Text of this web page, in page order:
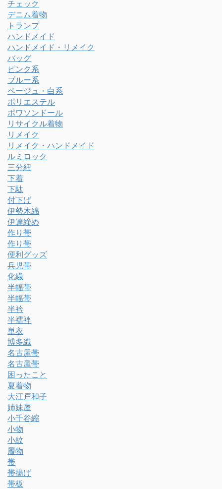
チェック
デニム着物
トランプ
ハンドメイド
ハンドメイド・リメイク
バッグ
ピンク系
ブルー系
ベージュ・白系
ポリエステル
ポワソンドール
リサイクル着物
リメイク
リメイク・ハンドメイド
ルミロック
三分紐
下着
下駄
付下げ
伊勢木綿
伊達締め
作り帯
作り帯
便利グッズ
兵児帯
化繊
半幅帯
半幅帯
半衿
半襦袢
単衣
博多織
名古屋帯
名古屋帯
困ったこと
夏着物
大江戸和子
姉妹屋
小千谷縮
小物
小紋
履物
帯
帯揚げ
帯板